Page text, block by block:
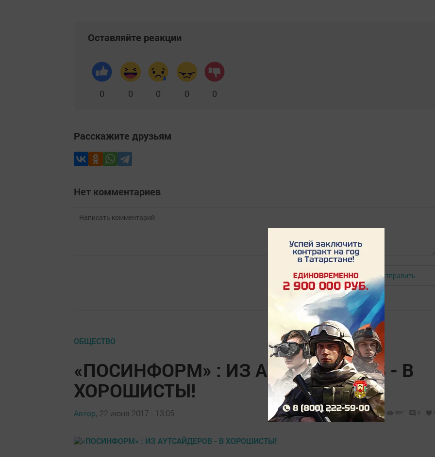
Оставляйте реакции
0 0 0 0 0
Расскажите друзьям
Нет комментариев
Авторизоваться Отправить
ОБЩЕСТВО
«ПОСИНФОРМ» : ИЗ АУТСАЙДЕРОВ - В
ХОРОШИСТЫ!
Автор, 22 июня 2017 - 13:05 997 0